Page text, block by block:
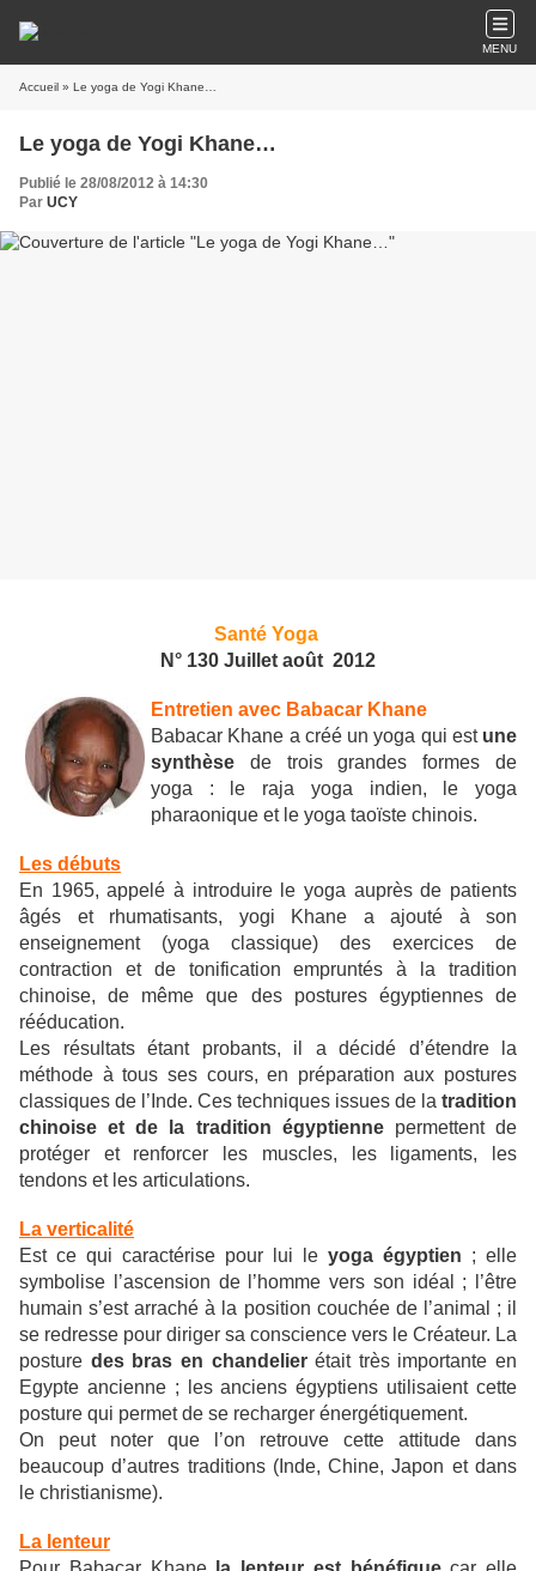
MENU
Accueil » Le yoga de Yogi Khane…
Le yoga de Yogi Khane…
Publié le 28/08/2012 à 14:30
Par UCY
Santé Yoga
N° 130 Juillet août 2012
Entretien avec Babacar Khane
Babacar Khane a créé un yoga qui est une
synthèse de trois grandes formes de
yoga : le raja yoga indien, le yoga
pharaonique et le yoga taoïste chinois.
Les débuts
En 1965, appelé à introduire le yoga auprès de patients
âgés et rhumatisants, yogi Khane a ajouté à son
enseignement (yoga classique) des exercices de
contraction et de tonification empruntés à la tradition
chinoise, de même que des postures égyptiennes de
rééducation.
Les résultats étant probants, il a décidé d’étendre la
méthode à tous ses cours, en préparation aux postures
classiques de l’Inde. Ces techniques issues de la tradition
chinoise et de la tradition égyptiennepermettent de
protéger et renforcer les muscles, les ligaments, les
tendons et les articulations.
La verticalité
Est ce qui caractérise pour lui le yoga égyptien ; elle
symbolise l’ascension de l’homme vers son idéal ; l’être
humain s’est arraché à la position couchée de l’animal ; il
se redresse pour diriger sa conscience vers le Créateur. La
posture des bras en chandelierétait très importante en
Egypte ancienne ; les anciens égyptiens utilisaient cette
posture qui permet de se recharger énergétiquement.
On peut noter que l’on retrouve cette attitude dans
beaucoup d’autres traditions (Inde, Chine, Japon et dans
le christianisme).
La lenteur